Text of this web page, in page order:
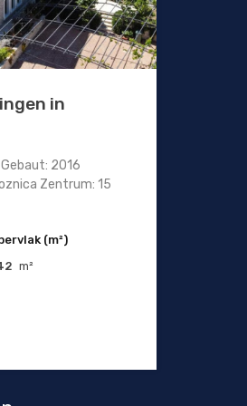
in
2016
Zentrum: 15
(m²)
m²